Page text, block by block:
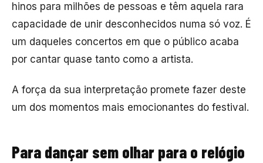
hinos para milhões de pessoas e têm aquela rara
capacidade de unir desconhecidos numa só voz. É
um daqueles concertos em que o público acaba
por cantar quase tanto como a artista.
A força da sua interpretação promete fazer deste
um dos momentos mais emocionantes do festival.
Para dançar sem olhar para o relógio